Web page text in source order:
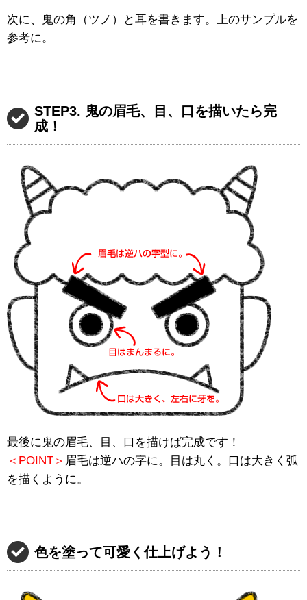
次に、鬼の角（ツノ）と耳を書きます。上のサンプルを
参考に。
STEP3. 鬼の眉毛、目、口を描いたら完
成！
最後に鬼の眉毛、目、口を描けば完成です！
＜POINT＞ 眉毛は逆ハの字に。目は丸く。口は大きく弧
を描くように。
色を塗って可愛く仕上げよう！